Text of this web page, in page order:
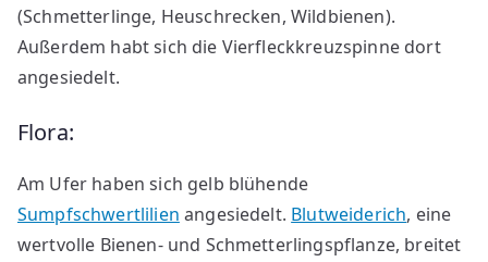
(Schmetterlinge, Heuschrecken, Wildbienen).
Außerdem habt sich die Vierfleckkreuzspinne dort
angesiedelt.
Flora:
Am Ufer haben sich gelb blühende
Sumpfschwertlilien angesiedelt. Blutweiderich, eine
wertvolle Bienen- und Schmetterlingspflanze, breitet